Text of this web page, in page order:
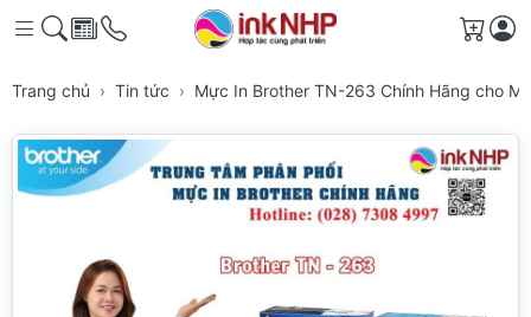
Giỏ
Trang chủ Tin tức Mực In Brother TN-263 Chính Hãng cho